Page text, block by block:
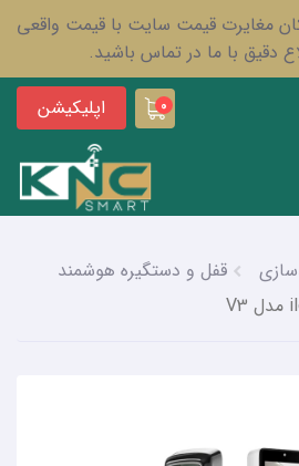
مغایرت قیمت سایت با قیمت واقعی
دقیق با ما در تماس باشید.
0 اپلیکیشن
قفل و دستگیره هوشمند